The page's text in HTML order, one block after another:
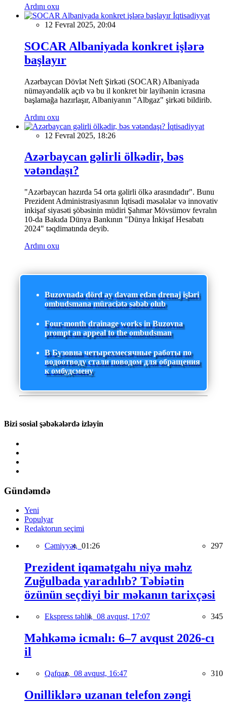
Ardını oxu
İqtisadiyyat
12 Fevral 2025, 20:04
SOCAR Albaniyada konkret işlərə
başlayır
Azərbaycan Dövlət Neft Şirkəti (SOCAR) Albaniyada
nümayəndəlik açıb və bu il konkret bir layihənin icrasına
başlamağa hazırlaşır, Albaniyanın "Albgaz" şirkəti bildirib.
Ardını oxu
İqtisadiyyat
12 Fevral 2025, 18:26
Azərbaycan gəlirli ölkədir, bəs
vətəndaşı?
"Azərbaycan hazırda 54 orta gəlirli ölkə arasındadır". Bunu
Prezident Administrasiyasının İqtisadi məsələlər və innovativ
inkişaf siyasəti şöbəsinin müdiri Şahmar Mövsümov fevralın
10-da Bakıda Dünya Bankının "Dünya İnkişaf Hesabatı
2024" təqdimatında deyib.
Ardını oxu
Buzovnada dörd ay davam edən drenaj işləri
ombudsmana müraciətə səbəb olub
Four-month drainage works in Buzovna
prompt an appeal to the ombudsman
В Бузовна четырехмесячные работы по
водоотводу стали поводом для обращения
к омбудсмену
Bizi sosial şəbəkələrdə izləyin
Gündəmdə
Yeni
Populyar
Redaktorun seçimi
Cəmiyyət, 01:26 297
Prezident iqamətgahı niyə məhz
Zuğulbada yaradılıb? Təbiətin
özünün seçdiyi bir məkanın tarixçəsi
Ekspress təhlil, 08 avqust, 17:07 345
Məhkəmə icmalı: 6–7 avqust 2026-cı
il
Qafqaz, 08 avqust, 16:47 310
Onilliklərə uzanan telefon zəngi